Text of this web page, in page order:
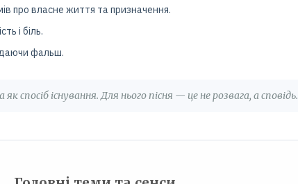
про власне життя та призначення.
і біль.
фальш.
спосіб існування. Для нього пісня — це не розвага, а сповідь.